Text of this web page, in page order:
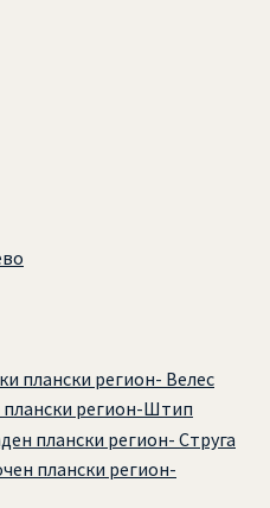
плански регион- Велес
плански регион-Штип
плански регион- Струга
плански регион-